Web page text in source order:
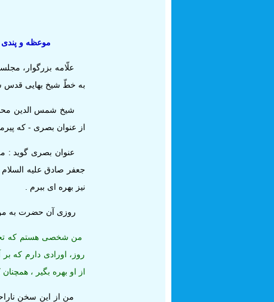
موعظه و پندى
علّامه بزرگوار،
به خطّ شيخ بهايى ‏قدس
شيخ شمس الدين
از عنوان بصرى - كه پيرمرد بزرگى بود و
عنوان بصرى گويد :
جعفر صادق ‏عليه
نيز بهره‏ اى ببرم .
روزى آن حضرت به
من شخصى هستم كه
روز، اورادى دارم كه
از او بهره بگير ،
من از اين سخن